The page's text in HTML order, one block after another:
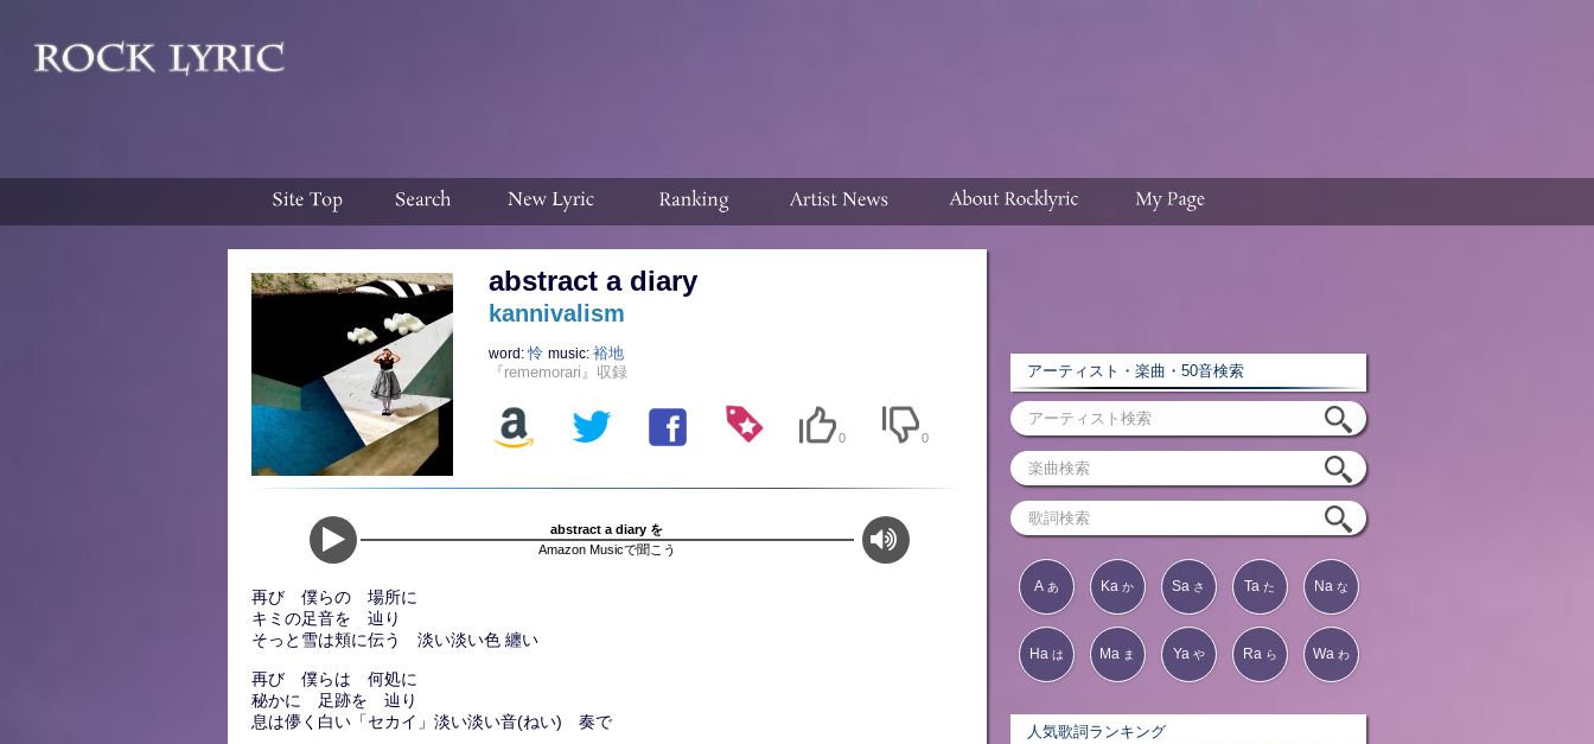
abstract a diary
kannivalism
word:怜 music: 裕地
『rememorari』収録
0 0
abstract a diary を
Amazon Musicで聞こう
再び 僕らの 場所に
キミの足音を 辿り
そっと雪は頬に伝う 淡い淡い色 纏い
再び 僕らは 何処に
秘かに 足跡を 辿り
息は儚く白い「セカイ」淡い淡い音(ねい) 奏で
アーティスト・楽曲・50音検索
A あ Ka か Sa さ Ta た Na な
Ha は Ma ま Ya や Ra ら Wa わ
人気歌詞ランキング